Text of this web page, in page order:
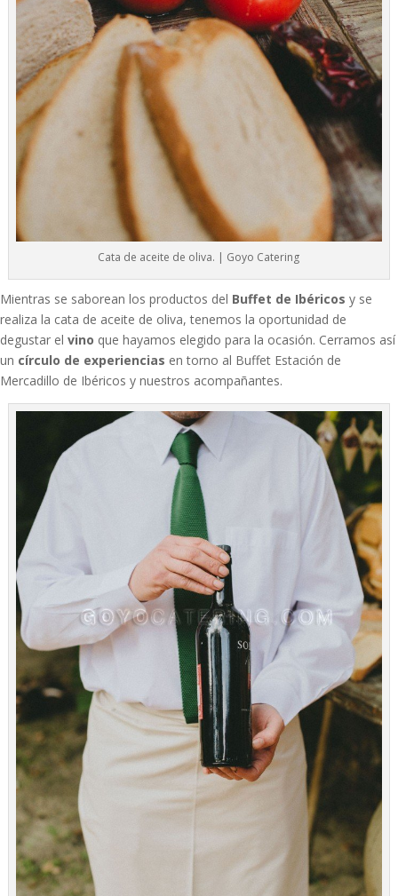
Cata de aceite de oliva. | Goyo Catering
Mientras se saborean los productos del Buffet de Ibéricos y se
realiza la cata de aceite de oliva, tenemos la oportunidad de
degustar el vino que hayamos elegido para la ocasión. Cerramos así
un círculo de experiencias en torno al Buffet Estación de
Mercadillo de Ibéricos y nuestros acompañantes.